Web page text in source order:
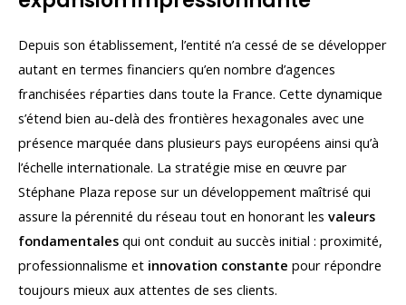
Depuis son établissement, l’entité n’a cessé de se développer
autant en termes financiers qu’en nombre d’agences
franchisées réparties dans toute la France. Cette dynamique
s’étend bien au-delà des frontières hexagonales avec une
présence marquée dans plusieurs pays européens ainsi qu’à
l’échelle internationale. La stratégie mise en œuvre par
Stéphane Plaza repose sur un développement maîtrisé qui
assure la pérennité du réseau tout en honorant les valeurs
fondamentales qui ont conduit au succès initial : proximité,
professionnalisme et innovation constante pour répondre
toujours mieux aux attentes de ses clients.